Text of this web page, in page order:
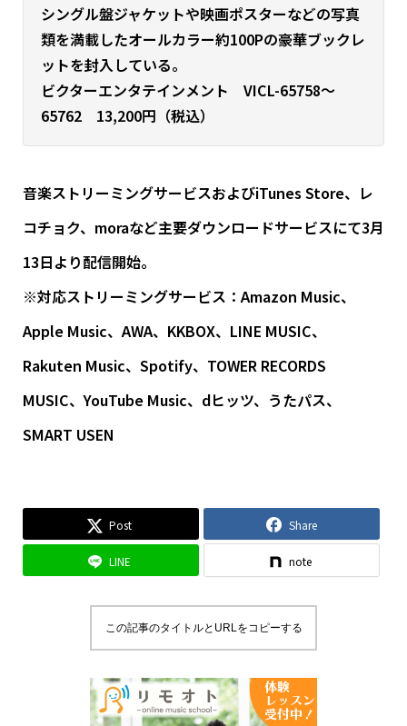
シングル盤ジャケットや映画ポスターなどの写真
類を満載したオールカラー約100Pの豪華ブックレ
ットを封入している。
ビクターエンタテインメント VICL-65758～
65762 13,200円（税込）
音楽ストリーミングサービスおよびiTunes Store、レ
コチョク、moraなど主要ダウンロードサービスにて3月
13日より配信開始。
※対応ストリーミングサービス：Amazon Music、
Apple Music、AWA、KKBOX、LINE MUSIC、
Rakuten Music、Spotify、TOWER RECORDS
MUSIC、YouTube Music、dヒッツ、うたパス、
SMART USEN
Post Share
LINE note
この記事のタイトルとURLをコピーする